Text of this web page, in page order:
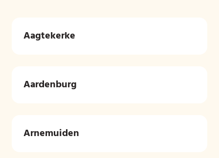
Aagtekerke
Aardenburg
Arnemuiden